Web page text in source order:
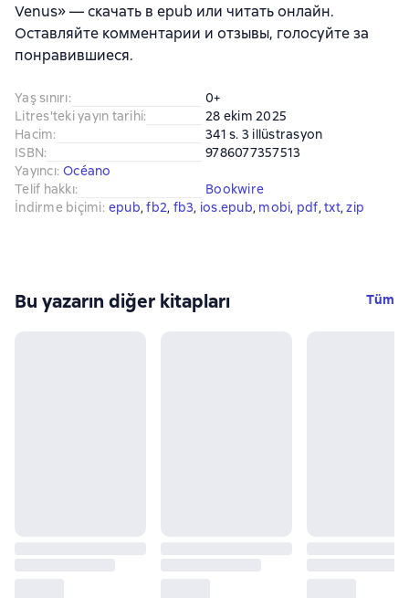
Venus» — скачать в epub или читать онлайн.
Оставляйте комментарии и отзывы, голосуйте за
понравившиеся.
Yaş sınırı:
0+
Litres'teki yayın tarihi:
28 ekim 2025
Hacim:
341 s. 3 illüstrasyon
ISBN:
9786077357513
Yayıncı: Océano
Telif hakkı:
Bookwire
İndirme biçimi: epub, fb2, fb3, ios.epub, mobi, pdf, txt, zip
Bu yazarın diğer kitapları Tüm